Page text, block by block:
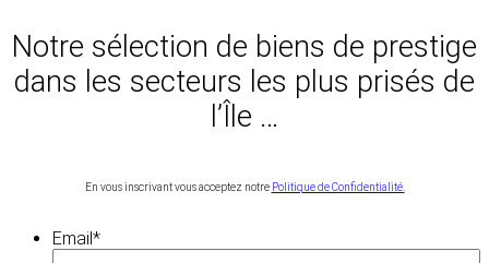
Notre sélection de biens de prestige
dans les secteurs les plus prisés de
l’Île …
En vous inscrivant vous acceptez notre Politique de Confidentialité.
Email*